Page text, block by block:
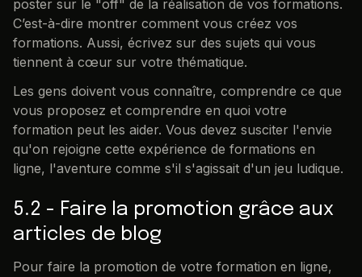
poster sur le "off" de la réalisation de vos formations.
C’est-à-dire montrer comment vous créez vos
formations. Aussi, écrivez sur des sujets qui vous
tiennent à cœur sur votre thématique.
Les gens doivent vous connaître, comprendre ce que
vous proposez et comprendre en quoi votre
formation peut les aider. Vous devez susciter l'envie
qu'on rejoigne cette expérience de formations en
ligne, l'aventure comme s'il s'agissait d'un jeu ludique.
5.2 - Faire la promotion grâce aux
articles de blog
Pour faire la promotion de votre formation en ligne,